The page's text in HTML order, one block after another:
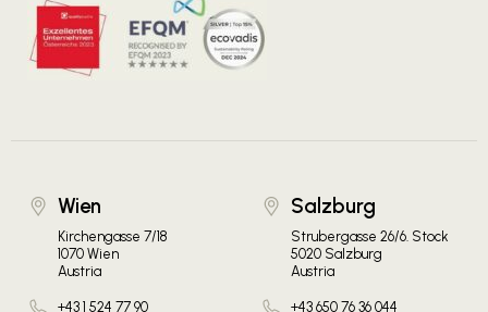
Wien
Kirchengasse 7/18
1070 Wien
Austria
+43 1 524 77 90
Salzburg
Strubergasse 26/6. Stock
5020 Salzburg
Austria
+43 650 76 36 044